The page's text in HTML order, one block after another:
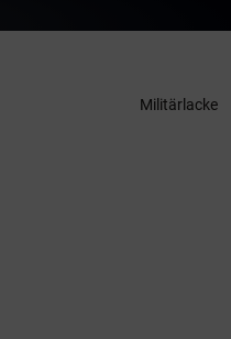
Militärlacke